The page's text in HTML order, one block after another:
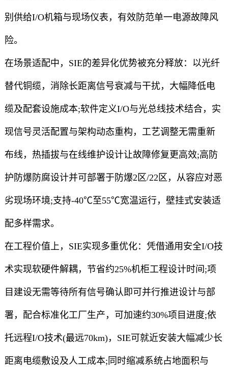
别供给I/O机箱与现场仪表，有效防范单一电源故障风
险。
在场景适配中，SIE的差异化优势被充分释放：以光纤
替代铜缆，消除长距离信号衰减与干扰，大幅降低电
缆及配套设施成本;软件定义I/O与光总线技术结合，实
现信号灵活配置与架构动态重构，工艺调整无需重新
布线，热插拔与在线维护设计让故障修复更高效;高防
护防爆防腐设计并可部署于防爆2区/22区，从容应对恶
劣现场环境;支持-40℃至55℃宽温运行，壁挂式安装适
配多样需求。
在工程价值上，SIE实现多重优化：凭借通用安全I/O技
术实现软硬件解耦，节省约25%机柜工程设计时间;项
目建设无需等待所有信号确认即可并行推进设计与部
署，配合标准化工厂生产，可加速约30%项目进度;依
托远程I/O技术(最远70km)，SIE可就近安装大幅减少长
距离电缆敷设及人工成本;同时缩减系统占地面积与